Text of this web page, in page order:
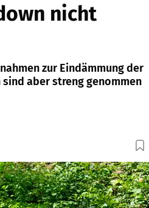
nicht
zur Eindämmung der
aber streng genommen